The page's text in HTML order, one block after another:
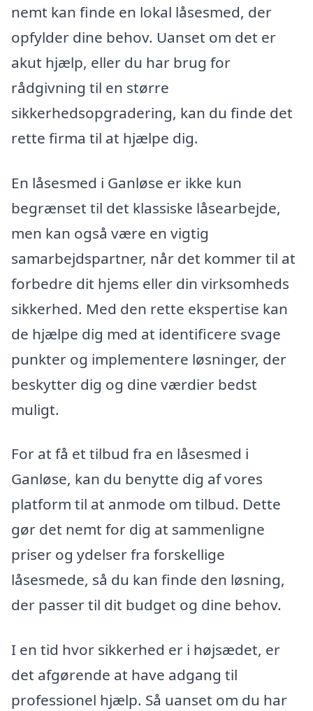
nemt kan finde en lokal låsesmed, der
opfylder dine behov. Uanset om det er
akut hjælp, eller du har brug for
rådgivning til en større
sikkerhedsopgradering, kan du finde det
rette firma til at hjælpe dig.
En låsesmed i Ganløse er ikke kun
begrænset til det klassiske låsearbejde,
men kan også være en vigtig
samarbejdspartner, når det kommer til at
forbedre dit hjems eller din virksomheds
sikkerhed. Med den rette ekspertise kan
de hjælpe dig med at identificere svage
punkter og implementere løsninger, der
beskytter dig og dine værdier bedst
muligt.
For at få et tilbud fra en låsesmed i
Ganløse, kan du benytte dig af vores
platform til at anmode om tilbud. Dette
gør det nemt for dig at sammenligne
priser og ydelser fra forskellige
låsesmede, så du kan finde den løsning,
der passer til dit budget og dine behov.
I en tid hvor sikkerhed er i højsædet, er
det afgørende at have adgang til
professionel hjælp. Så uanset om du har